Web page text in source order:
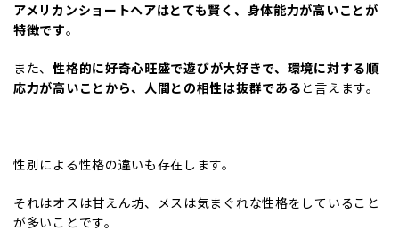
アメリカンショートヘアはとても賢く、身体能力が高いことが
特徴です。
また、性格的に好奇心旺盛で遊びが大好きで、環境に対する順
応力が高いことから、人間との相性は抜群であると言えます。
性別による性格の違いも存在します。
それはオスは甘えん坊、メスは気まぐれな性格をしていること
が多いことです。